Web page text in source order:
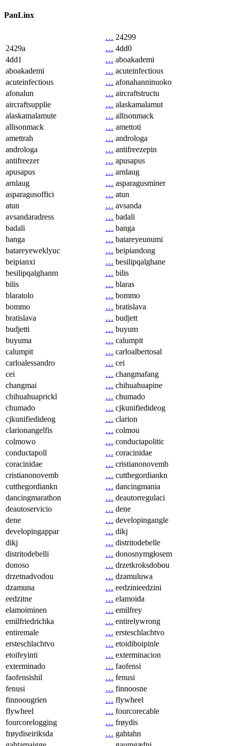
PanLinx
… 24299
2429a
… 4dd0
4dd1
… aboakademi
aboakademi
… acuteinfectious
acuteinfectious
… afonahanninuoko
afonalun
… aircraftstructu
aircraftsupplie
… alaskamalamut
alaskamalamute
… allisonmack
allisonmack
… amettoti
amettrah
… androloga
androloga
… antifreezepin
antifreezer
… apusapus
apusapus
… arnlaug
arnlaug
… asparagusminer
asparagusoffici
… atun
atun
… avsanda
avsandaradress
… badali
badali
… banga
banga
… batareyeunumi
batareyeweklyuc
… beipiandong
beipianxi
… besilipqalghane
besilipqalghanm
… bilis
bilis
… blaras
blaratolo
… bommo
bommo
… bratislava
bratislava
… budjett
budjetti
… buyum
buyuma
… calumpit
calumpit
… carloalbertosal
carloalessandro
… cei
cei
… changmafang
changmai
… chihuahuapine
chihuahuaprickl
… chumado
chumado
… cjkunifiedideog
cjkunifiedideog
… clarion
clarionangelfis
… colmou
colmowo
… conductapolitic
conductapoll
… coracinidae
coracinidae
… cristianonovemb
cristianonovemb
… cutthegordiankn
cutthegordiankn
… dancingmania
dancingmarathon
… deautorregulaci
deautoservicio
… dene
dene
… developingangle
developingappar
… dikj
dikj
… distritodebelle
distritodebelli
… donosnymgłosem
donoso
… drzetkroksdobou
drzetnadvodou
… dzamuluwa
dzamuna
… eedzinieedzini
eedzitne
… elamoida
elamoiminen
… emilfrey
emilfriedrichka
… entirelywrong
entiremale
… ersteschlachtvo
ersteschlachtvo
… etoidiboipinle
etoifeyinti
… exterminacion
exterminado
… faofensi
faofensishil
… fenusi
fenusi
… finnoosne
finnoougrien
… flywheel
flywheel
… fourcorecable
fourcorelogging
… frøydis
frøydiseiriksda
… gahtahn